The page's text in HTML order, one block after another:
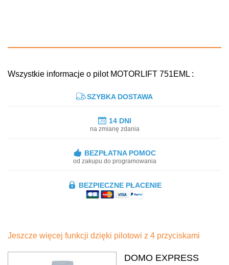
Wszystkie informacje o pilot MOTORLIFT 751EML :
SZYBKA DOSTAWA
14 DNI
na zmianę zdania
BEZPŁATNA POMOC
od zakupu do programowania
BEZPIECZNE PŁACENIE
Jeszcze więcej funkcji dzięki pilotowi z 4 przyciskami
DOMO EXPRESS